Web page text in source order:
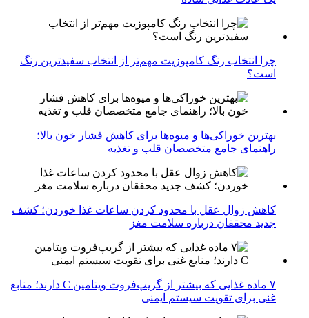
چرا انتخاب رنگ کامپوزیت مهم‌تر از انتخاب سفیدترین رنگ
است؟
بهترین خوراکی‌ها و میوه‌ها برای کاهش فشار خون بالا؛
راهنمای جامع متخصصان قلب و تغذیه
کاهش زوال عقل با محدود کردن ساعات غذا خوردن؛ کشف
جدید محققان درباره سلامت مغز
۷ ماده غذایی که بیشتر از گریپ‌فروت ویتامین C دارند؛ منابع
غنی برای تقویت سیستم ایمنی